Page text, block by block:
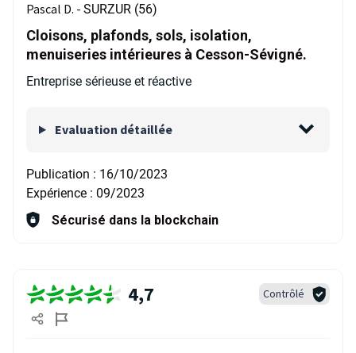
Pascal D. - SURZUR (56)
Cloisons, plafonds, sols, isolation,
menuiseries intérieures à Cesson-Sévigné.
Entreprise sérieuse et réactive
Evaluation détaillée
Publication : 16/10/2023
Expérience : 09/2023
Sécurisé dans la blockchain
4,7 Contrôlé